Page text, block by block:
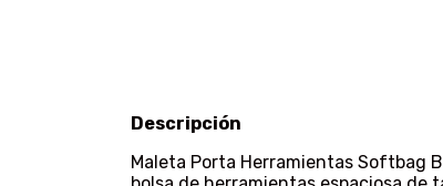
Descripción
Maleta Porta Herramientas Softbag